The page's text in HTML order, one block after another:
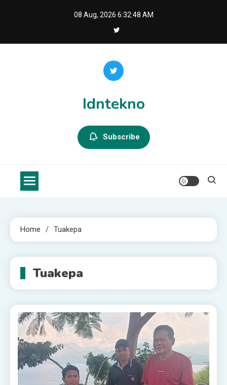
08 Aug, 2026 6:32:48 AM
Idntekno
Subscribe
Home Tuakepa
Tuakepa